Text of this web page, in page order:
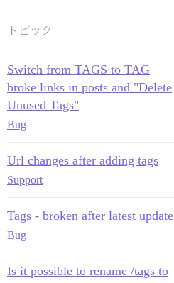
トピック
Switch from TAGS to TAG
broke links in posts and "Delete
Unused Tags"
Bug
Url changes after adding tags
Support
Tags - broken after latest update
Bug
Is it possible to rename /tags to